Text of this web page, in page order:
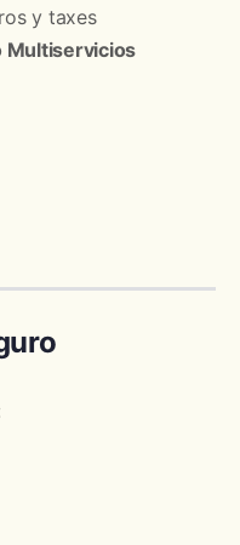
y taxes
Multiservicios